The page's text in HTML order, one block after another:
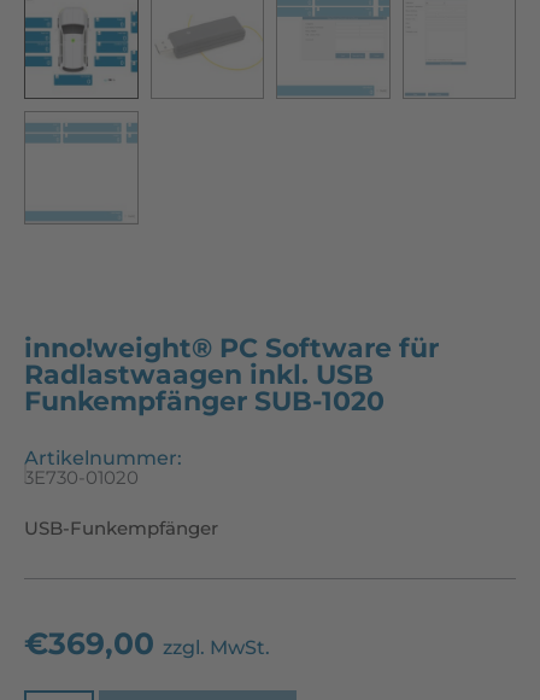
inno!weight® PC Software für
Radlastwaagen inkl. USB
Funkempfänger SUB-1020
Artikelnummer:
3E730-01020
USB-Funkempfänger
€369,00 zzgl. MwSt.